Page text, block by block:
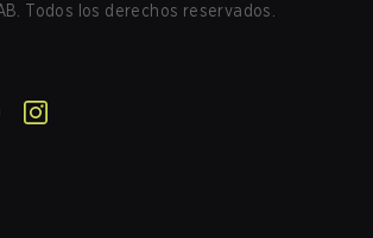
Todos los derechos reservados.